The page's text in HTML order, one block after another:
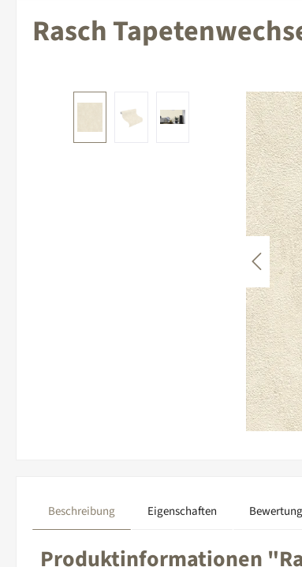
Rasch
Bildergalerie überspringen
Beschreibung Eigenschaften
Produktinformationen